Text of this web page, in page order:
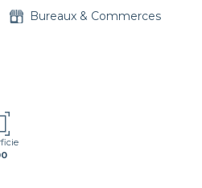
Bureaux & Commerces